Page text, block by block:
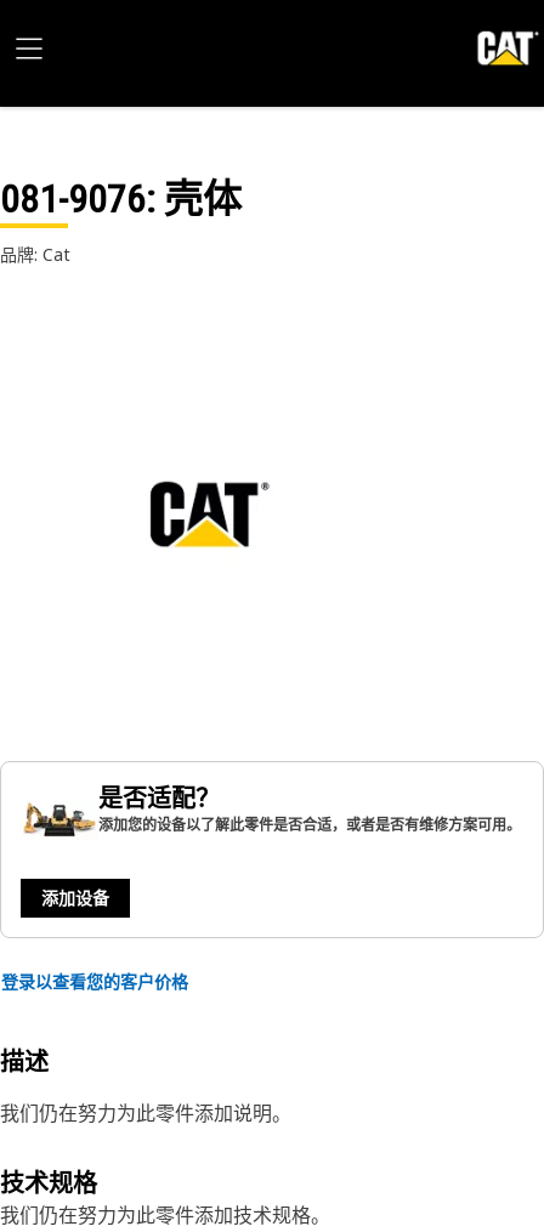
081-9076: 壳体
品牌: Cat
是否适配？
添加您的设备以了解此零件是否合适，或者是否有维修方案可用。
添加设备
登录以查看您的客户价格
描述
我们仍在努力为此零件添加说明。
技术规格
我们仍在努力为此零件添加技术规格。